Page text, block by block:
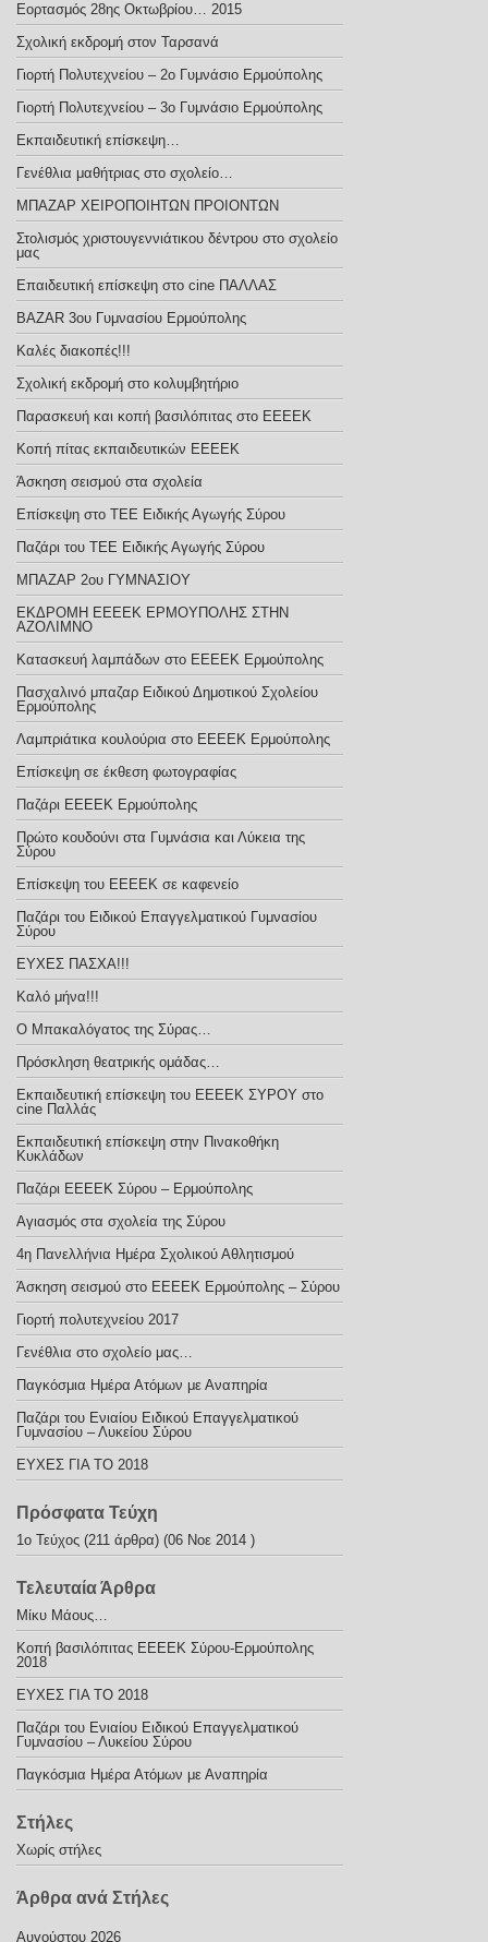
Εορτασμός 28ης Οκτωβρίου… 2015
Σχολική εκδρομή στον Ταρσανά
Γιορτή Πολυτεχνείου – 2ο Γυμνάσιο Ερμούπολης
Γιορτή Πολυτεχνείου – 3ο Γυμνάσιο Ερμούπολης
Εκπαιδευτική επίσκεψη…
Γενέθλια μαθήτριας στο σχολείο…
ΜΠΑΖΑΡ ΧΕΙΡΟΠΟΙΗΤΩΝ ΠΡΟΙΟΝΤΩΝ
Στολισμός χριστουγεννιάτικου δέντρου στο σχολείο
μας
Επαιδευτική επίσκεψη στο cine ΠΑΛΛΑΣ
BAZAR 3ου Γυμνασίου Ερμούπολης
Καλές διακοπές!!!
Σχολική εκδρομή στο κολυμβητήριο
Παρασκευή και κοπή βασιλόπιτας στο ΕΕΕΕΚ
Κοπή πίτας εκπαιδευτικών ΕΕΕΕΚ
Άσκηση σεισμού στα σχολεία
Επίσκεψη στο ΤΕΕ Ειδικής Αγωγής Σύρου
Παζάρι του ΤΕΕ Ειδικής Αγωγής Σύρου
ΜΠΑΖΑΡ 2ου ΓΥΜΝΑΣΙΟΥ
ΕΚΔΡΟΜΗ ΕΕΕΕΚ ΕΡΜΟΥΠΟΛΗΣ ΣΤΗΝ
ΑΖΟΛΙΜΝΟ
Κατασκευή λαμπάδων στο ΕΕΕΕΚ Ερμούπολης
Πασχαλινό μπαζαρ Ειδικού Δημοτικού Σχολείου
Ερμούπολης
Λαμπριάτικα κουλούρια στο ΕΕΕΕΚ Ερμούπολης
Επίσκεψη σε έκθεση φωτογραφίας
Παζάρι ΕΕΕΕΚ Ερμούπολης
Πρώτο κουδούνι στα Γυμνάσια και Λύκεια της
Σύρου
Επίσκεψη του ΕΕΕΕΚ σε καφενείο
Παζάρι του Ειδικού Επαγγελματικού Γυμνασίου
Σύρου
ΕΥΧΕΣ ΠΑΣΧΑ!!!
Καλό μήνα!!!
Ο Μπακαλόγατος της Σύρας…
Πρόσκληση θεατρικής ομάδας…
Εκπαιδευτική επίσκεψη του ΕΕΕΕΚ ΣΥΡΟΥ στο
cine Παλλάς
Εκπαιδευτική επίσκεψη στην Πινακοθήκη
Κυκλάδων
Παζάρι ΕΕΕΕΚ Σύρου – Ερμούπολης
Αγιασμός στα σχολεία της Σύρου
4η Πανελλήνια Ημέρα Σχολικού Αθλητισμού
Άσκηση σεισμού στο ΕΕΕΕΚ Ερμούπολης – Σύρου
Γιορτή πολυτεχνείου 2017
Γενέθλια στο σχολείο μας…
Παγκόσμια Ημέρα Ατόμων με Αναπηρία
Παζάρι του Ενιαίου Ειδικού Επαγγελματικού
Γυμνασίου – Λυκείου Σύρου
ΕΥΧΕΣ ΓΙΑ ΤΟ 2018
Πρόσφατα Τεύχη
1ο Τεύχος (211 άρθρα) (06 Νοε 2014 )
Τελευταία Άρθρα
Μίκυ Μάους…
Κοπή βασιλόπιτας ΕΕΕΕΚ Σύρου-Ερμούπολης
2018
ΕΥΧΕΣ ΓΙΑ ΤΟ 2018
Παζάρι του Ενιαίου Ειδικού Επαγγελματικού
Γυμνασίου – Λυκείου Σύρου
Παγκόσμια Ημέρα Ατόμων με Αναπηρία
Στήλες
Χωρίς στήλες
Άρθρα ανά Στήλες
Αυγούστου 2026